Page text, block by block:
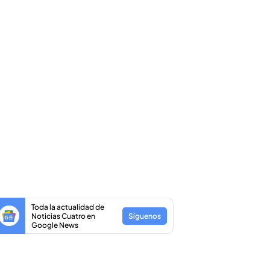
Toda la actualidad de
Noticias Cuatro en
Google News
Síguenos